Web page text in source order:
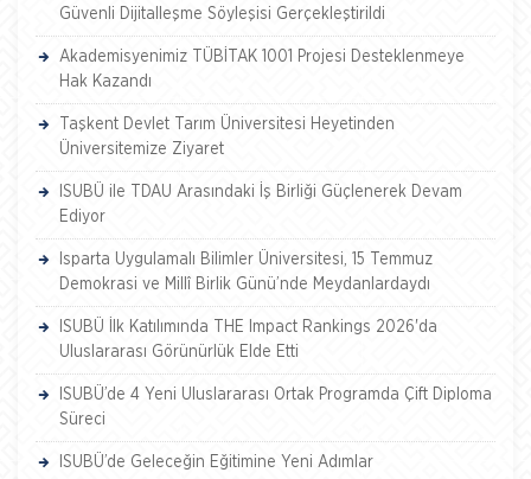
Güvenli Dijitalleşme Söyleşisi Gerçekleştirildi
Akademisyenimiz TÜBİTAK 1001 Projesi Desteklenmeye
Hak Kazandı
Taşkent Devlet Tarım Üniversitesi Heyetinden
Üniversitemize Ziyaret
ISUBÜ ile TDAU Arasındaki İş Birliği Güçlenerek Devam
Ediyor
Isparta Uygulamalı Bilimler Üniversitesi, 15 Temmuz
Demokrasi ve Millî Birlik Günü’nde Meydanlardaydı
ISUBÜ İlk Katılımında THE Impact Rankings 2026'da
Uluslararası Görünürlük Elde Etti
ISUBÜ’de 4 Yeni Uluslararası Ortak Programda Çift Diploma
Süreci
ISUBÜ’de Geleceğin Eğitimine Yeni Adımlar